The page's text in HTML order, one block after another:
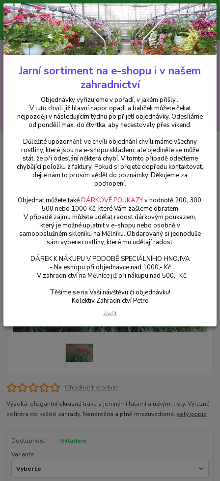
Minimální hodnota pro odeslání z e-shopu je 300 Kč.
V tuto chvíli již hlavní nápor objednávek opadl a balíček můžete čekat
nejpozději v následujícím týdnu po přijetí objednávky. Objednávky
vyřizujeme v pořadí, v jakém přišly...
CZK
Hledat
+420 602 223 614 0ks
za0 Kč
Okrasné trávy Miscanthus sinensis - Ozdobnice čínská 3126
Miscanthus sinensis - Ozdobnice
čínská 3126
Ohodnotit produkt
Vysoká, elegantní okrasná tráva s jemnými latami a úzkými listy. Výrazná
solitéra do každé zahrady. Nenáročná a plně mrazuvzdorná. celý popis
Dostupnost
Skladem
Varianta
Jarní sortiment na e-shopu i v našem
zahradnictví
Objednávky vyřizujeme v pořadí, v jakém přišly...
V tuto chvíli již hlavní nápor opadl a balíček můžete čekat
nejpozději v následujícím týdnu po přijetí objednávky. Odesíláme
od pondělí max. do čtvrtka, aby necestovaly přes víkend.
Důležité upozornění: ve chvíli objednání chvíli máme všechny
rostliny, které jsou na e-shopu skladem, ale ojediněle se může
stát, že při odeslání některá chybí. V tomto případě odečteme
chybějící položku z faktury. Pokud si přejete dopředu kontaktovat,
dejte nám to prosím vědět do poznámky. Děkujeme za
pochopení.
Objednat můžete takéDÁRKOVÉ POUKAZYv hodnotě 200, 300,
500 nebo 1000 Kč, které Vám zašleme obratem
V případě zájmu můžete udělat radost dárkovým poukazem,
který je možné uplatnit v e-shopu nebo osobně v
samoobslužném skleníku na Mělníku. Obdarovaný si jednoduše
sám vybere rostliny, které mu udělají radost.
DÁREK K NÁKUPU V PODOBĚ SPECIÁLNÍHO HNOJIVA
- Na eshopu při objednávce nad 1000,- Kč
- V zahradnictví na Mělníce již při nákupu nad 500,- Kč.
Těšíme se na Vaši návštěvu či objednávku!
Kolektiv Zahradnictví Petro
Zavřít